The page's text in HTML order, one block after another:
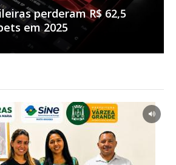
perderam R$ 62,5
em 2025